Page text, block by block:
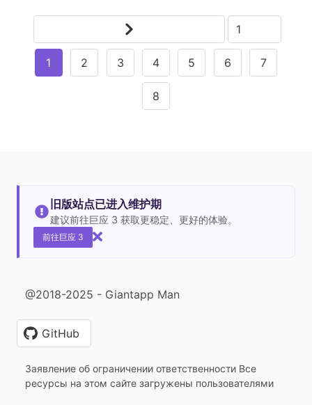
1 2 3 4 5 6 7
8
旧版站点已进入维护期
建议前往巨应 3 获取更稳定、更好的体验。
前往巨应 3
@2018-2025 - Giantapp Man
GitHub
Заявление об ограничении ответственности Все
ресурсы на этом сайте загружены пользователями